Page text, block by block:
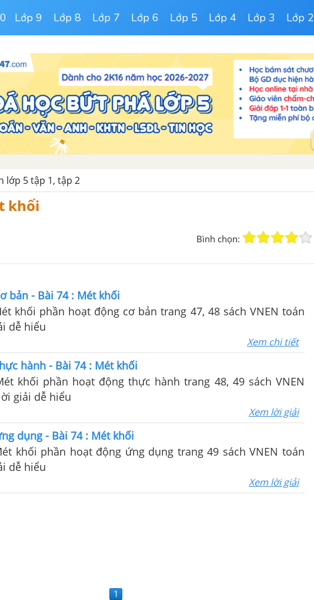
Lớp 9 Lớp 8 Lớp 7 Lớp 6 Lớp 5 Lớp 4 Lớp 3 Lớp 2
lớp 5 tập 1, tập 2
khối
Bình chọn:
bản - Bài 74 : Mét khối
khối phần hoạt động cơ bản trang 47, 48 sách VNEN toán
dễ hiểu
Xem chi tiết
hành - Bài 74 : Mét khối
khối phần hoạt động thực hành trang 48, 49 sách VNEN
giải dễ hiểu
Xem lời giải
dụng - Bài 74 : Mét khối
khối phần hoạt động ứng dụng trang 49 sách VNEN toán
dễ hiểu
Xem lời giải
1